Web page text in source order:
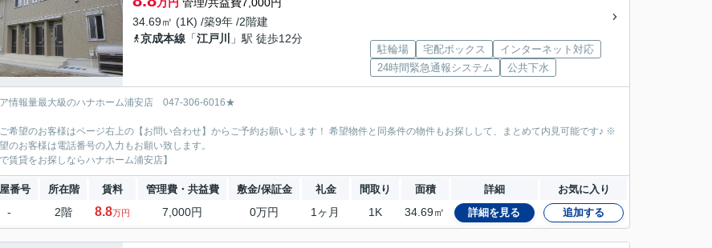
34.69㎡ (1K) /築9年 /2階建
京成本線 「江戸川 」駅 徒歩12分
駐輪場 宅配ボックス
インターネット対応
24時間緊急通報システム
公共下水
情報量最大級のハナホーム浦安店 047-306-6016★
希望のお客様はページ右上の【お問い合わせ】からご予約お願いします！ 希望物件と同条件の物件もお探しして、まとめて内見可能です♪ ※
のお客様は電話番号の入力もお願い致します。
で賃貸をお探しならハナホーム浦安店】
番号 所在階 賃料 管理費・共益費 敷金/保証金 礼金 間取り 面積 詳細 お気に入り
- 2階 8.8万円 7,000円 0万円 1ヶ月 1K 34.69㎡ 詳細を見る 追加する